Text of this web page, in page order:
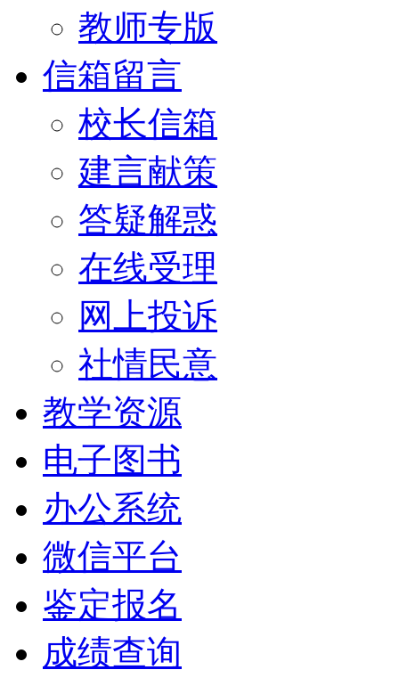
教师专版
信箱留言
校长信箱
建言献策
答疑解惑
在线受理
网上投诉
社情民意
教学资源
电子图书
办公系统
微信平台
鉴定报名
成绩查询